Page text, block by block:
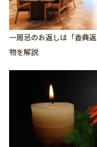
一周忌のお返しは「香典
物を解説